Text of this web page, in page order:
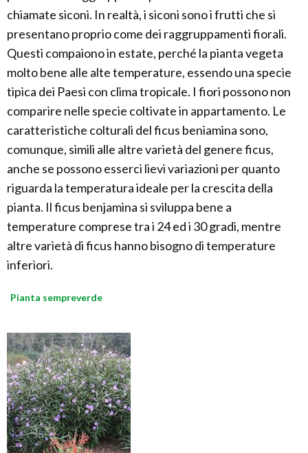
chiamate siconi. In realtà, i siconi sono i frutti che si
presentano proprio come dei raggruppamenti fiorali.
Questi compaiono in estate, perché la pianta vegeta
molto bene alle alte temperature, essendo una specie
tipica dei Paesi con clima tropicale. I fiori possono non
comparire nelle specie coltivate in appartamento. Le
caratteristiche colturali del ficus beniamina sono,
comunque, simili alle altre varietà del genere ficus,
anche se possono esserci lievi variazioni per quanto
riguarda la temperatura ideale per la crescita della
pianta. Il ficus benjamina si sviluppa bene a
temperature comprese tra i 24 ed i 30 gradi, mentre
altre varietà di ficus hanno bisogno di temperature
inferiori.
Pianta sempreverde